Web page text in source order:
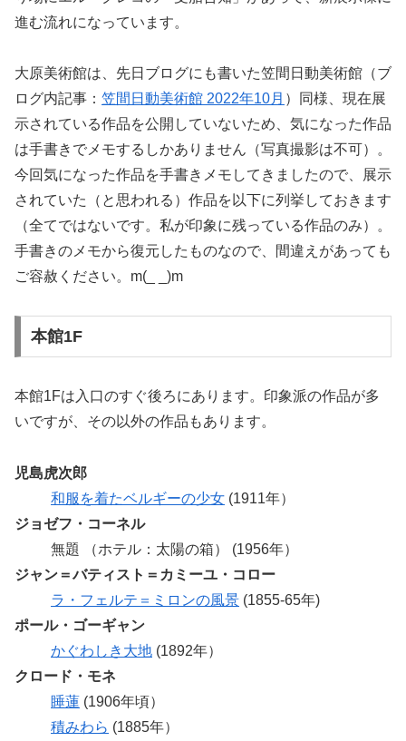
進む流れになっています。
大原美術館は、先日ブログにも書いた笠間日動美術館（ブ
ログ内記事： 笠間日動美術館 2022年10月 ）同様、現在展
示されている作品を公開していないため、気になった作品
は手書きでメモするしかありません（写真撮影は不可）。
今回気になった作品を手書きメモしてきましたので、展示
されていた（と思われる）作品を以下に列挙しておきます
（全てではないです。私が印象に残っている作品のみ）。
手書きのメモから復元したものなので、間違えがあっても
ご容赦ください。m(_ _)m
本館1F
本館1Fは入口のすぐ後ろにあります。印象派の作品が多
いですが、その以外の作品もあります。
児島虎次郎
和服を着たベルギーの少女 (1911年）
ジョゼフ・コーネル
無題 （ホテル：太陽の箱） (1956年）
ジャン＝バティスト＝カミーユ・コロー
ラ・フェルテ＝ミロンの風景 (1855-65年)
ポール・ゴーギャン
かぐわしき大地 (1892年）
クロード・モネ
睡蓮 (1906年頃）
積みわら (1885年）